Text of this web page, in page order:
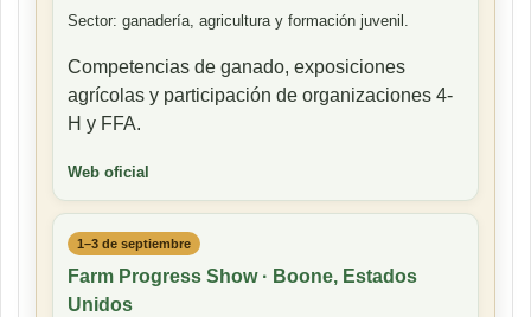
Sector: ganadería, agricultura y formación juvenil.
Competencias de ganado, exposiciones
agrícolas y participación de organizaciones 4-
H y FFA.
Web oficial
1–3 de septiembre
Farm Progress Show · Boone, Estados
Unidos